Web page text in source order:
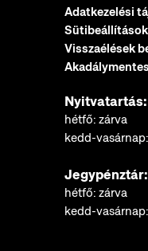
Adatkezelési
Sütibeállítások
Visszaélések
Nyitvatartás:
hétfő: zárva
kedd-
Jegypénztár:
hétfő: zárva
kedd-